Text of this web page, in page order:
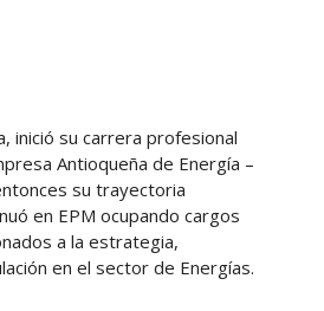
inició su carrera profesional
Antioqueña de Energía –
su trayectoria
en EPM ocupando cargos
a la estrategia,
en el sector de Energías.